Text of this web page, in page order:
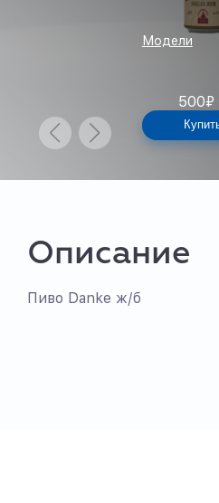
Модели
500₽
Описание
Пиво Danke ж/б